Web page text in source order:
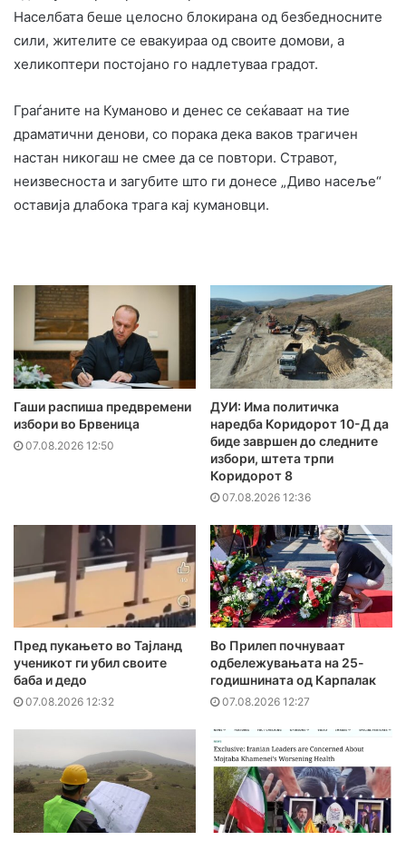
Населбата беше целосно блокирана од безбедносните
сили, жителите се евакуираа од своите домови, а
хеликоптери постојано го надлетуваа градот.
Граѓаните на Куманово и денес се сеќаваат на тие
драматични денови, со порака дека ваков трагичен
настан никогаш не смее да се повтори. Стравот,
неизвесноста и загубите што ги донесе „Диво насеље“
оставија длабока трага кај кумановци.
Гаши распиша предвремени
избори во Брвеница
07.08.2026 12:50
ДУИ: Има политичка
наредба Коридорот 10-Д да
биде завршен до следните
избори, штета трпи
Коридорот 8
07.08.2026 12:36
Пред пукањето во Тајланд
ученикот ги убил своите
баба и дедо
07.08.2026 12:32
Во Прилеп почнуваат
одбележувањата на 25-
годишнината од Карпалак
07.08.2026 12:27